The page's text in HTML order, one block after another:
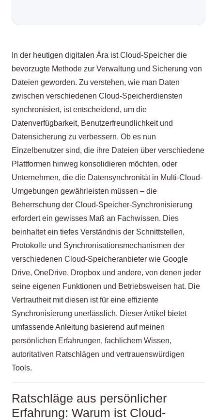
In der heutigen digitalen Ära ist Cloud-Speicher die
bevorzugte Methode zur Verwaltung und Sicherung von
Dateien geworden. Zu verstehen, wie man Daten
zwischen verschiedenen Cloud-Speicherdiensten
synchronisiert, ist entscheidend, um die
Datenverfügbarkeit, Benutzerfreundlichkeit und
Datensicherung zu verbessern. Ob es nun
Einzelbenutzer sind, die ihre Dateien über verschiedene
Plattformen hinweg konsolidieren möchten, oder
Unternehmen, die die Datensynchronität in Multi-Cloud-
Umgebungen gewährleisten müssen – die
Beherrschung der Cloud-Speicher-Synchronisierung
erfordert ein gewisses Maß an Fachwissen. Dies
beinhaltet ein tiefes Verständnis der Schnittstellen,
Protokolle und Synchronisationsmechanismen der
verschiedenen Cloud-Speicheranbieter wie Google
Drive, OneDrive, Dropbox und andere, von denen jeder
seine eigenen Funktionen und Betriebsweisen hat. Die
Vertrautheit mit diesen ist für eine effiziente
Synchronisierung unerlässlich. Dieser Artikel bietet
umfassende Anleitung basierend auf meinen
persönlichen Erfahrungen, fachlichem Wissen,
autoritativen Ratschlägen und vertrauenswürdigen
Tools.
Ratschläge aus persönlicher
Erfahrung: Warum ist Cloud-